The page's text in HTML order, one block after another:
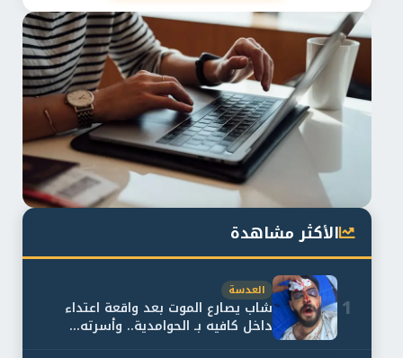
الأكثر مشاهدة
1
العدسة
شاب يصارع الموت بعد واقعة اعتداء
داخل كافيه بـ الحوامدية.. وأسرته...